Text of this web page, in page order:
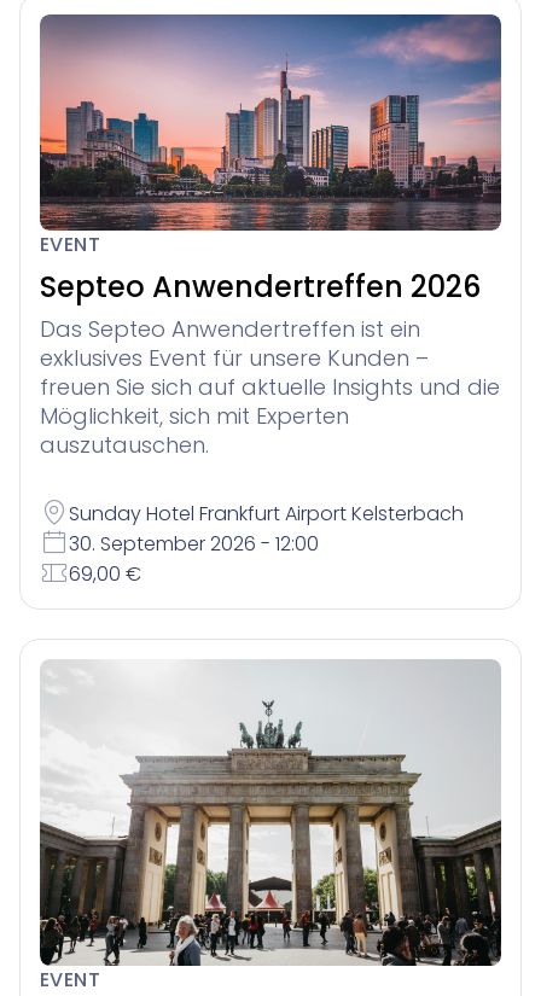
EVENT
Septeo Anwendertreffen 2026
Das Septeo Anwendertreffen ist ein
exklusives Event für unsere Kunden –
freuen Sie sich auf aktuelle Insights und die
Möglichkeit, sich mit Experten
auszutauschen.
Sunday Hotel Frankfurt Airport Kelsterbach
30. September 2026 - 12:00
69,00 €
EVENT